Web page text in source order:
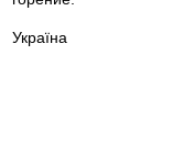
Україна